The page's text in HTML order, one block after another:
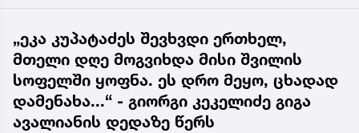
„ეკა კუპატაძეს შევხვდი ერთხელ,
მთელი დღე მოგვიხდა მისი შვილის
სოფელში ყოფნა. ეს დრო მეყო, ცხადად
დამენახა...“ - გიორგი კეკელიძე გიგა
ავალიანის დედაზე წერს